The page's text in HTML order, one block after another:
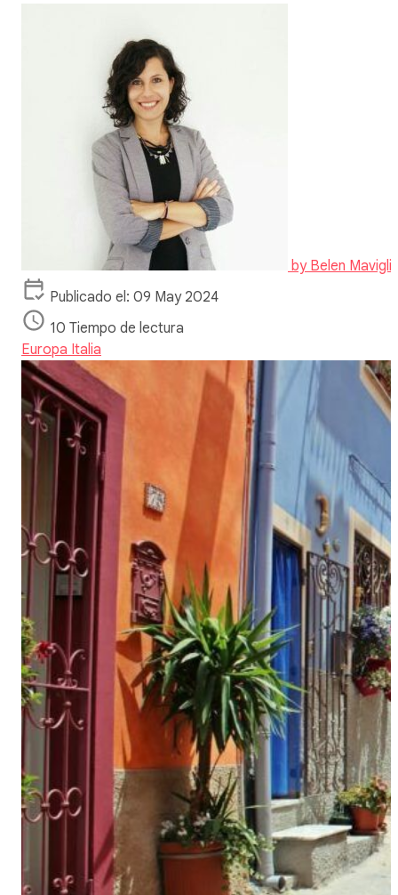
by Belen
Publicado el: 09 May 2024
10 Tiempo de lectura
Europa Italia